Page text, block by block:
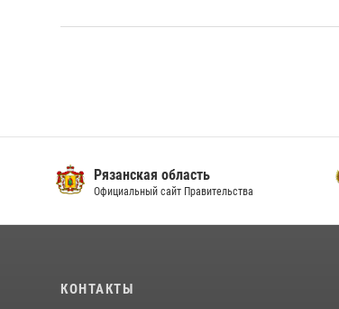
Рязанская область
Официальный сайт Правительства
КОНТАКТЫ